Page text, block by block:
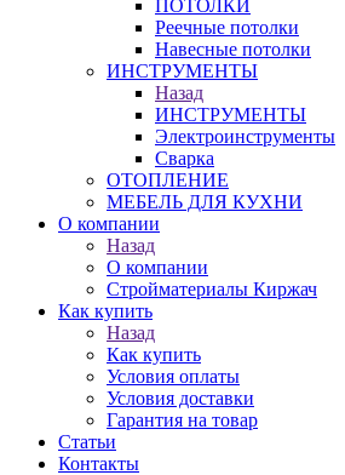
ПОТОЛКИ
Реечные потолки
Навесные потолки
ИНСТРУМЕНТЫ
Назад
ИНСТРУМЕНТЫ
Электроинструменты
Сварка
ОТОПЛЕНИЕ
МЕБЕЛЬ ДЛЯ КУХНИ
О компании
Назад
О компании
Стройматериалы Киржач
Как купить
Назад
Как купить
Условия оплаты
Условия доставки
Гарантия на товар
Статьи
Контакты